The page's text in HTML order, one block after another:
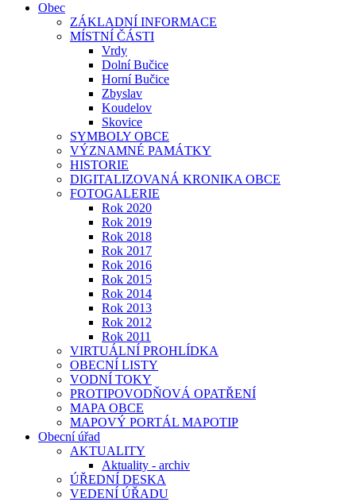
Obec
ZÁKLADNÍ INFORMACE
MÍSTNÍ ČÁSTI
Vrdy
Dolní Bučice
Horní Bučice
Zbyslav
Koudelov
Skovice
SYMBOLY OBCE
VÝZNAMNÉ PAMÁTKY
HISTORIE
DIGITALIZOVANÁ KRONIKA OBCE
FOTOGALERIE
Rok 2020
Rok 2019
Rok 2018
Rok 2017
Rok 2016
Rok 2015
Rok 2014
Rok 2013
Rok 2012
Rok 2011
VIRTUÁLNÍ PROHLÍDKA
OBECNÍ LISTY
VODNÍ TOKY
PROTIPOVODŇOVÁ OPATŘENÍ
MAPA OBCE
MAPOVÝ PORTÁL MAPOTIP
Obecní úřad
AKTUALITY
Aktuality - archiv
ÚŘEDNÍ DESKA
VEDENÍ ÚŘADU